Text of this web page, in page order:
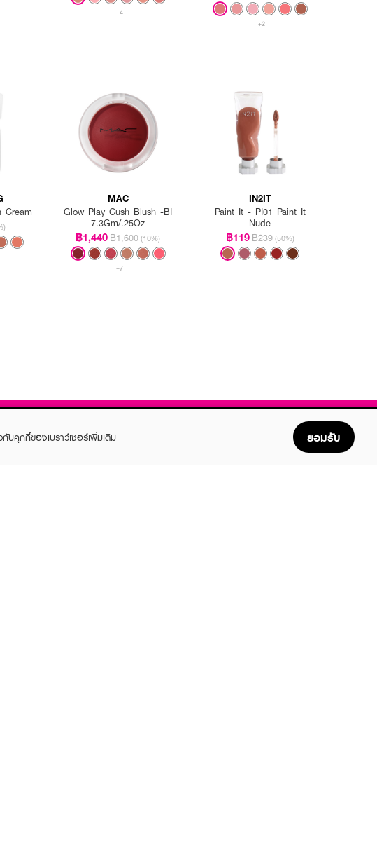
+4
+2
Cream
MAC
Glow Play Cush Blush -BI
7.3Gm/.25Oz
฿1,440฿1,600 (10%)
+7
IN2IT
Paint It - PI01 Paint It
Nude
฿119฿239 (50%)
กับคุกกี้ของเบราว์เซอร์เพิ่มเติม ยอมรับ